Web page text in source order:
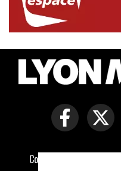
Copyright © Lyon Mag -